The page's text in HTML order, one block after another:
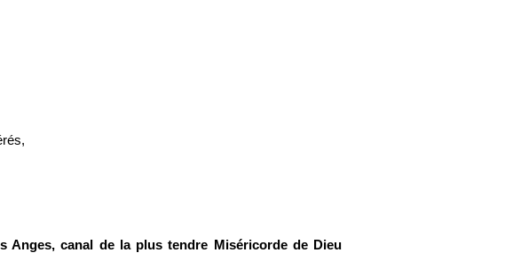
Anges, canal de la plus tendre Miséricorde de Dieu